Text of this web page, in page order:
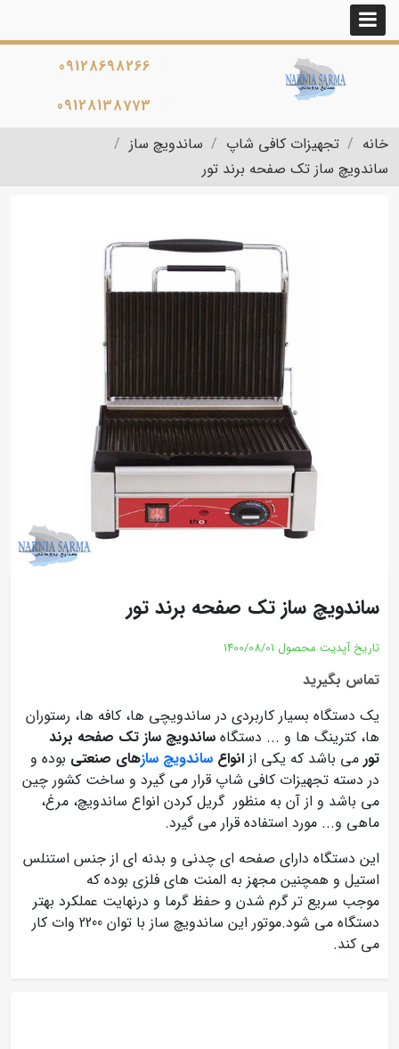
09128698266
09128138773
خانه
تجهیزات کافی شاپ
ساندویچ ساز
ساندویچ ساز تک صفحه برند تور
ساندویچ ساز تک صفحه برند تور
تاریخ آپدیت محصول 1400/08/01
تماس بگیرید
یک دستگاه بسیار کاربردی در ساندویچی ها، کافه ها، رستوران
ها، کترینگ ها و ... دستگاه ساندویچ ساز تک صفحه برند
تور می باشد که یکی از انواع ساندویچ سازهای صنعتی بوده و
در دسته تجهیزات کافی شاپ قرار می گیرد و ساخت کشور چین
می باشد و از آن به منظور گریل کردن انواع ساندویچ، مرغ،
ماهی و... مورد استفاده قرار می گیرد.
این دستگاه دارای صفحه ای چدنی و بدنه ای از جنس استنلس
استیل و همچنین مجهز به المنت های فلزی بوده که
موجب سریع تر گرم شدن و حفظ گرما و درنهایت عملکرد بهتر
دستگاه می شود.موتور این ساندویچ ساز با توان 2200 وات کار
می کند.